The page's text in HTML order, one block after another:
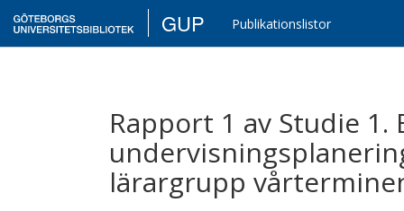
GUP Publikationslistor
Rapport 1 av Studie
lärargrupp